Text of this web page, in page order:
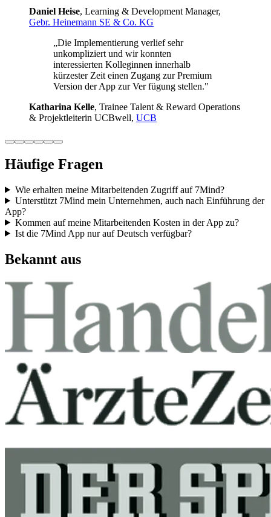
Daniel Heise, Learning & Development Manager,
Gebr. Heinemann SE & Co. KG
„Die Implementierung verlief sehr
unkompliziert und wir konnten
interessierten Kolleginnen innerhalb
kürzester Zeit einen Zugang zur Premium
Version der App zur Ver fügung stellen."
Katha­rina Kelle, Trainee Talent & Reward Ope­ra­ti­ons
& Pro­jekt­lei­te­rin UCB­well, UCB
Häufige Fragen
Wie erhalten meine Mitarbeitenden Zugriff auf 7Mind?
Unterstützt 7Mind mein Unternehmen, auch nach Einführung der
App?
Kommen auf meine Mitarbeitenden Kosten in der App zu?
Ist die 7Mind App nur auf Deutsch verfügbar?
Bekannt aus